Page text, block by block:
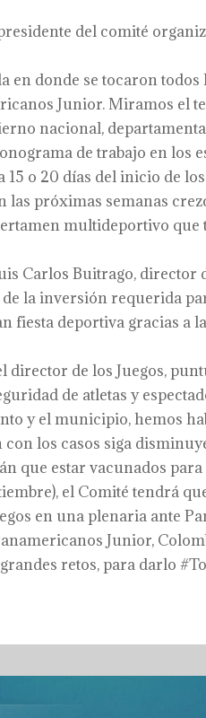
del comité
en donde se tocaron
Junior. Miramos el
nacional,
de trabajo en los
o 20 días del inicio de los
las próximas semanas
multideportivo
Carlos Buitrago, director
la inversión requerida
fiesta deportiva gracias
director de los Juegos,
de atletas y
y el municipio, hemos
los casos siga
que estar vacunados
el Comité tendrá
en una plenaria ante
Junior,
retos, para darlo